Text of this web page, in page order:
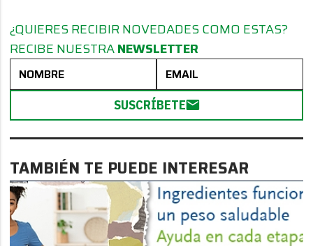
¿QUIERES RECIBIR NOVEDADES COMO ESTAS?
RECIBE NUESTRANEWSLETTER
SUSCRÍBETE
TAMBIÉN TE PUEDE INTERESAR